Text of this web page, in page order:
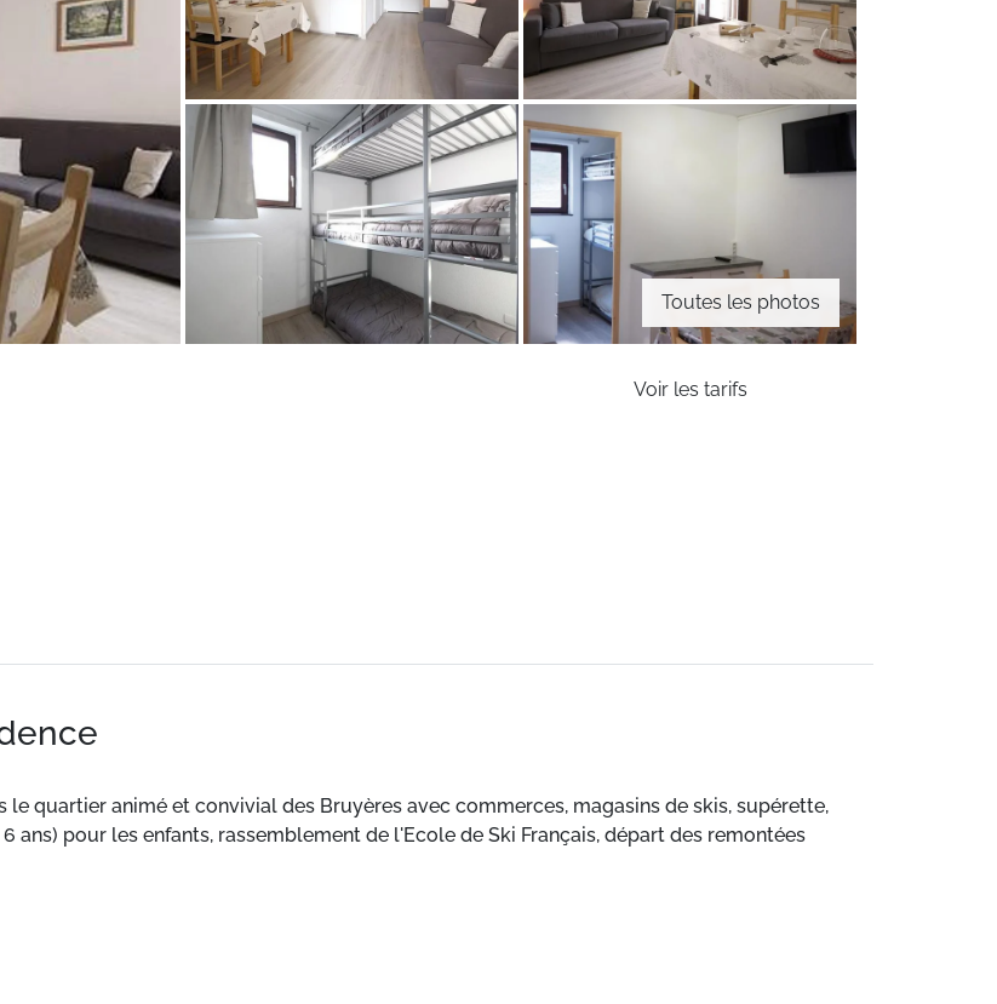
Toutes les photos
Voir les tarifs
le quartier animé et convivial des Bruyères avec commerces, magasins de skis, supérette,
ans) pour les enfants, rassemblement de l'Ecole de Ski Français, départ des remontées
Des prestations supplémentaires telles que la location de linge de toilette sont